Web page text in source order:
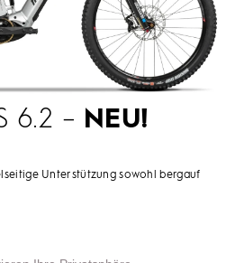
6.2 – NEU!
Unterstützung sowohl bergauf